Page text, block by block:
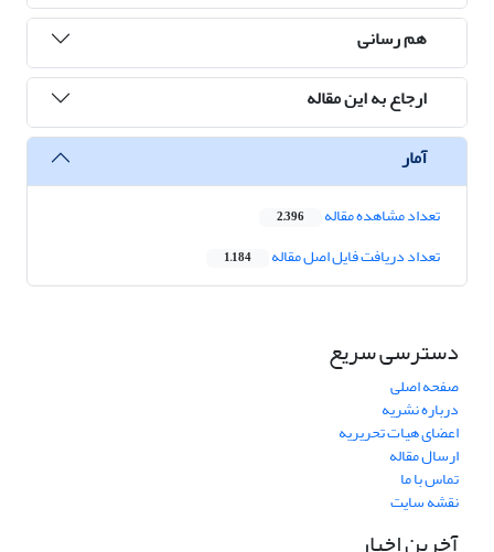
هم رسانی
ارجاع به این مقاله
آمار
تعداد مشاهده مقاله 2,396
تعداد دریافت فایل اصل مقاله 1,184
دسترسی سریع
صفحه اصلی
درباره نشریه
اعضای هیات تحریریه
ارسال مقاله
تماس با ما
نقشه سایت